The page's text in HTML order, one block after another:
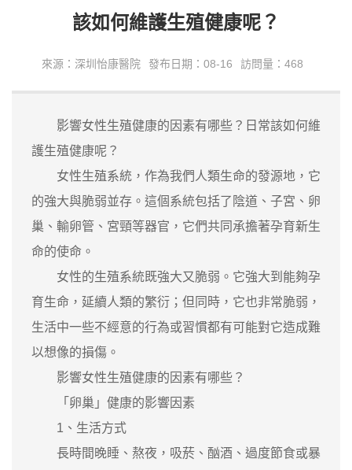
該如何維護生殖健康呢？
來源：深圳怡康醫院 發布日期：08-16 訪問量：468
影響女性生殖健康的因素有哪些？日常該如何維
護生殖健康呢？
女性生殖系統，作為我們人類生命的發源地，它
的強大與脆弱並存。這個系統包括了陰道、子宮、卵
巢、輸卵管、宮頸等器官，它們共同承擔著孕育新生
命的使命。
女性的生殖系統既強大又脆弱。它強大到能夠孕
育生命，延續人類的繁衍；但同時，它也非常脆弱，
生活中一些不經意的行為或習慣都有可能對它造成難
以想像的損傷。
影響女性生殖健康的因素有哪些？
「卵巢」健康的影響因素
1、生活方式
長時間晚睡、熬夜，吸菸、酗酒、過度節食或暴